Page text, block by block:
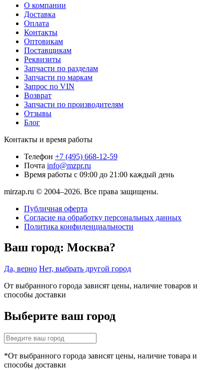
О компании
Доставка
Оплата
Контакты
Оптовикам
Поставщикам
Реквизиты
Запчасти по разделам
Запчасти по маркам
Запрос по VIN
Возврат
Запчасти по производителям
Отзывы
Блог
Контакты и время работы
Телефон +7 (495) 668-12-59
Почта info@mzpr.ru
Время работы с 09:00 до 21:00 каждый день
mirzap.ru © 2004–2026. Все права защищены.
Публичная оферта
Согласие на обработку персональных данных
Политика конфиденциальности
Ваш город: Москва?
Да, верно Нет, выбрать другой город
От выбранного города зависят цены, наличие товаров и
способы доставки
Выберите ваш город
*От выбранного города зависят цены, наличие товара и
способы доставки